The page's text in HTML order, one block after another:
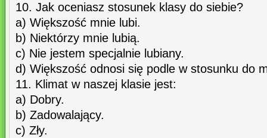
10. Jak oceniasz stosunek klasy do siebie?
a) Większość mnie lubi.
b) Niektórzy mnie lubią.
c) Nie jestem specjalnie lubiany.
d) Większość odnosi się podle w stosunku do
11. Klimat w naszej klasie jest:
a) Dobry.
b) Zadowalający.
c) Zły.